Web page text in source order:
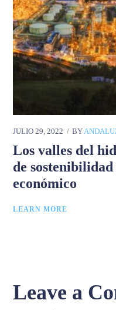
JULIO 29, 2022 BY
Los valles del
de
económico
LEARN MORE
Leave a